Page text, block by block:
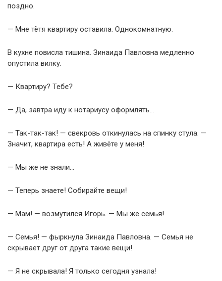
поздно.
— Мне тётя квартиру оставила. Однокомнатную.
В кухне повисла тишина. Зинаида Павловна медленно
опустила вилку.
— Квартиру? Тебе?
— Да, завтра иду к нотариусу оформлять…
— Так-так-так! — свекровь откинулась на спинку стула. —
Значит, квартира есть! А живёте у меня!
— Мы же не знали…
— Теперь знаете! Собирайте вещи!
— Мам! — возмутился Игорь. — Мы же семья!
— Семья! — фыркнула Зинаида Павловна. — Семья не
скрывает друг от друга такие вещи!
— Я не скрывала! Я только сегодня узнала!